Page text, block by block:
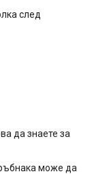
след
да знаете за
може да